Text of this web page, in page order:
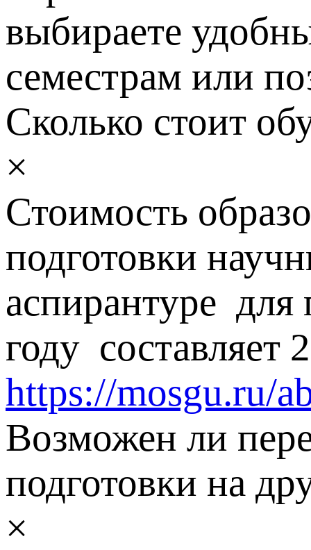
выбираете
семестрам или
Сколько стоит
×
Стоимость
подготовки
аспирантуре
году составляет
https://mosgu.ru/
Возможен ли
подготовки на
×